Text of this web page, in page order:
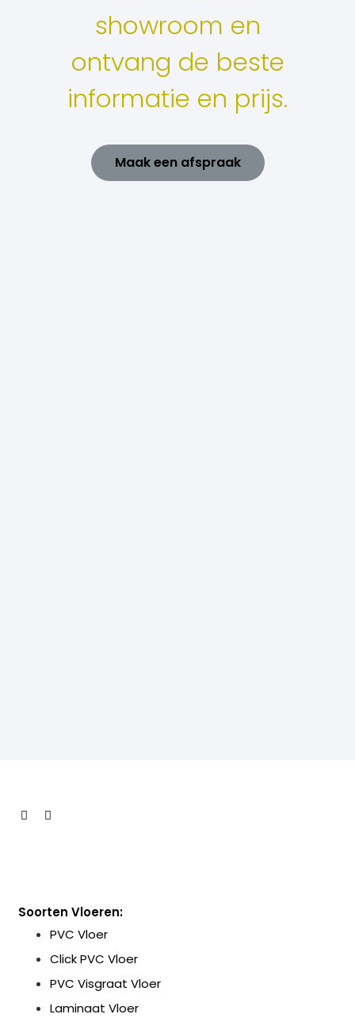
showroom en
ontvang de beste
informatie en prijs.
Maak een afspraak
Soorten Vloeren:
PVC Vloer
Click PVC Vloer
PVC Visgraat Vloer
Laminaat Vloer